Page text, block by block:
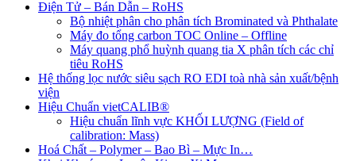
Điện Tử – Bán Dẫn – RoHS
Bộ nhiệt phân cho phân tích Brominated và Phthalate
Máy đo tổng carbon TOC Online – Offline
Máy quang phổ huỳnh quang tia X phân tích các chỉ
tiêu RoHS
Hệ thống lọc nước siêu sạch RO EDI​​ toà nhà sản xuất/bệnh
viện
Hiệu Chuẩn vietCALIB®
Hiệu chuẩn lĩnh vực KHỐI LƯỢNG (Field of
calibration: Mass)
Hoá Chất – Polymer – Bao Bì – Mực In…